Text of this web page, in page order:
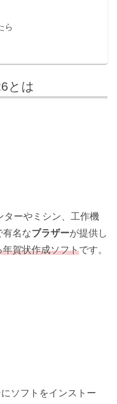
ら
とは
ターやミシン、工作機
有名なブラザーが提供し
賀状作成ソフトです。
ソフトをインストー